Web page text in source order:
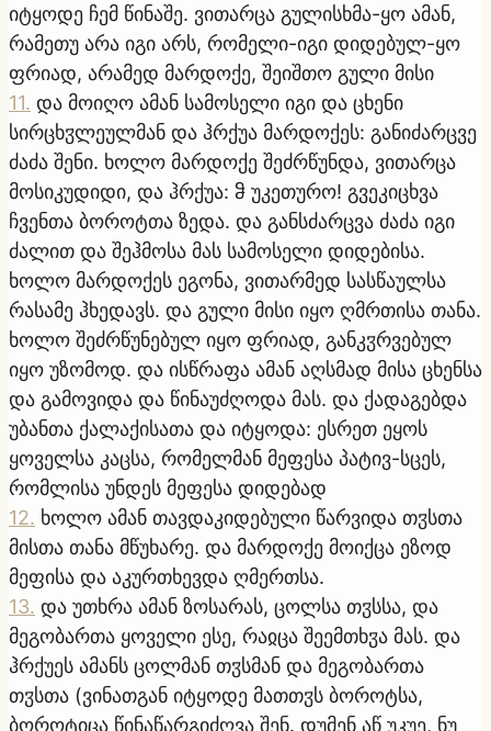
იტყოდე ჩემ წინაშე. ვითარცა გულისხმა-ყო ამან,
რამეთუ არა იგი არს, რომელი-იგი დიდებულ-ყო
ფრიად, არამედ მარდოქე, შეიშთო გული მისი
11. და მოიღო ამან სამოსელი იგი და ცხენი
სირცხჳლეულმან და ჰრქუა მარდოქეს: განიძარცვე
ძაძა შენი. ხოლო მარდოქე შეძრწუნდა, ვითარცა
მოსიკუდიდი, და ჰრქუა: ჵ უკეთურო! გვეკიცხვა
ჩვენთა ბოროტთა ზედა. და განსძარცვა ძაძა იგი
ძალით და შეჰმოსა მას სამოსელი დიდებისა.
ხოლო მარდოქეს ეგონა, ვითარმედ სასწაულსა
რასამე ჰხედავს. და გული მისი იყო ღმრთისა თანა.
ხოლო შეძრწუნებულ იყო ფრიად, განკჳრვებულ
იყო უზომოდ. და ისწრაფა ამან აღსმად მისა ცხენსა
და გამოვიდა და წინაუძღოდა მას. და ქადაგებდა
უბანთა ქალაქისათა და იტყოდა: ესრეთ ეყოს
ყოველსა კაცსა, რომელმან მეფესა პატივ-სცეს,
რომლისა უნდეს მეფესა დიდებად
12. ხოლო ამან თავდაკიდებული წარვიდა თჳსთა
მისთა თანა მწუხარე. და მარდოქე მოიქცა ეზოდ
მეფისა და აკურთხევდა ღმერთსა.
13. და უთხრა ამან ზოსარას, ცოლსა თჳსსა, და
მეგობართა ყოველი ესე, რაჲცა შეემთხჳა მას. და
ჰრქუეს ამანს ცოლმან თჳსმან და მეგობართა
თჳსთა (ვინათგან იტყოდე მათთჳს ბოროტსა,
ბოროტიცა წინაწარგიძღვა შენ. დუმენ აწ უკუე, ნუ